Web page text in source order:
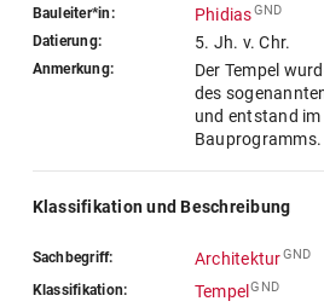
Bauleiter*in: PhidiasGND
Datierung: 5. Jh. v. Chr.
Anmerkung:
Der Tempel
des
und entstand im
Bauprogramms.
Klassifikation und Beschreibung
Sachbegriff: ArchitekturGND
Klassifikation: Tempel GND